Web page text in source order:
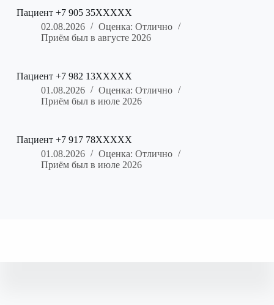
Пациент +7 905 35XXXXX
02.08.2026
Оценка: Отлично
Приём был в августе 2026
Пациент +7 982 13XXXXX
01.08.2026
Оценка: Отлично
Приём был в июле 2026
Пациент +7 917 78XXXXX
01.08.2026
Оценка: Отлично
Приём был в июле 2026